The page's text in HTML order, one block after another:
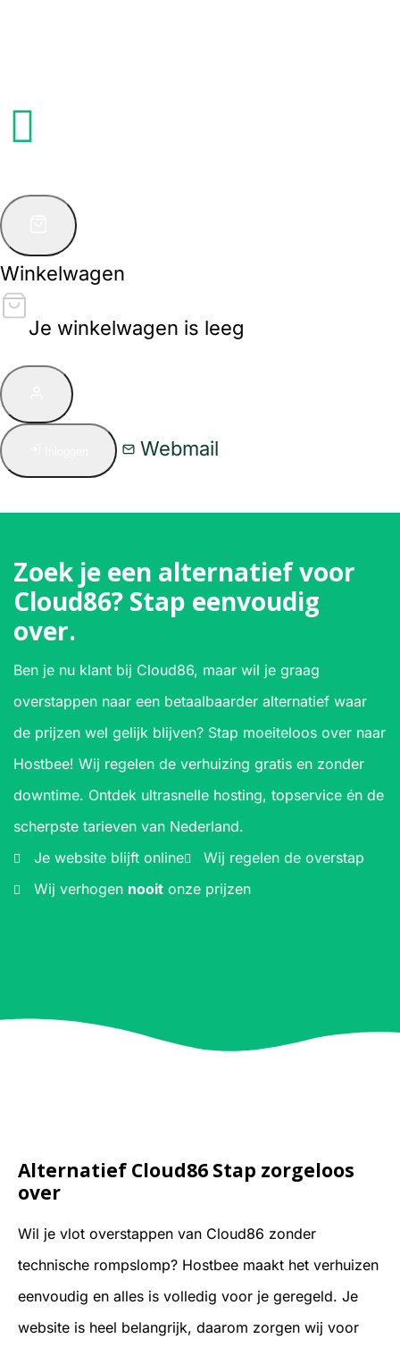
Winkelwagen
Je winkelwagen is leeg
Webmail
Zoek je een alternatief voor
Cloud86? Stap eenvoudig
over.
Ben je nu klant bij Cloud86, maar wil je graag
overstappen naar een betaalbaarder alternatief waar
de prijzen wel gelijk blijven? Stap moeiteloos over naar
Hostbee! Wij regelen de verhuizing gratis en zonder
downtime. Ontdek ultrasnelle hosting, topservice én de
scherpste tarieven van Nederland.
Je website blijft online
Wij regelen de overstap
Wij verhogen nooitonze prijzen
Alternatief Cloud86 Stap zorgeloos
over
Wil je vlot overstappen van Cloud86 zonder
technische rompslomp? Hostbee maakt het verhuizen
eenvoudig en alles is volledig voor je geregeld. Je
website is heel belangrijk, daarom zorgen wij voor